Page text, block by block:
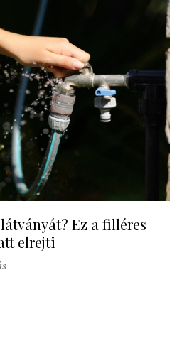
Ez a filléres
elrejti